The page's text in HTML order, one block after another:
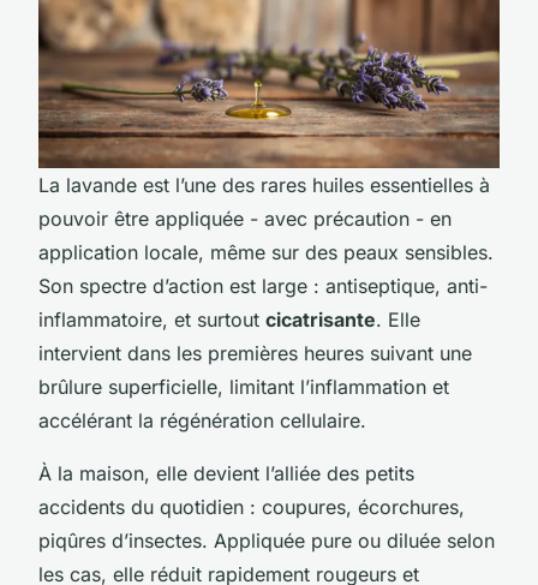
La lavande est l’une des rares huiles essentielles à
pouvoir être appliquée - avec précaution - en
application locale, même sur des peaux sensibles.
Son spectre d’action est large : antiseptique, anti-
inflammatoire, et surtout cicatrisante. Elle
intervient dans les premières heures suivant une
brûlure superficielle, limitant l’inflammation et
accélérant la régénération cellulaire.
À la maison, elle devient l’alliée des petits
accidents du quotidien : coupures, écorchures,
piqûres d’insectes. Appliquée pure ou diluée selon
les cas, elle réduit rapidement rougeurs et